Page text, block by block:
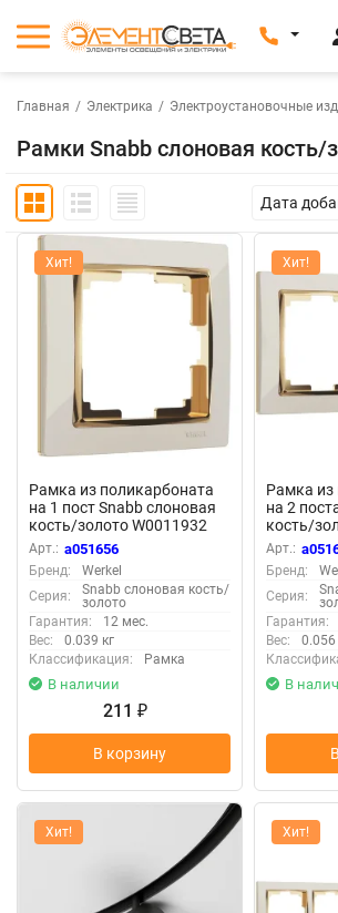
Главная / Электрика / Электроустановочные
Рамки Snabb слоновая кость/
Дата
Хит!
Рамка из поликарбоната
на 1 пост Snabb слоновая
кость/золото W0011932
Арт.: a051656
Бренд:
Werkel
Серия:
Snabb слоновая кость/
золото
Гарантия:
12 мес.
Вес:
0.039 кг
Классификация:
Рамка
В наличии
211 ₽
В корзину
Хит!
Рамка из
на 2
кость/
Арт.:
Бренд:
Серия:
Гарантия:
Вес:
0.056
В
Хит! Хит!